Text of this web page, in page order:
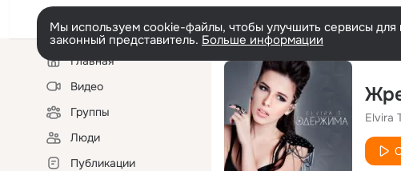
Мы используем cookie-файлы, чтобы улучшить сервисы
законный представитель. Больше информации
Левая
колонкаГлавная
Видео
Группы
Люди
Публикации
Elvira